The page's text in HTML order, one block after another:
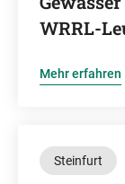
WRRL-
Mehr erfahren
Steinfurt